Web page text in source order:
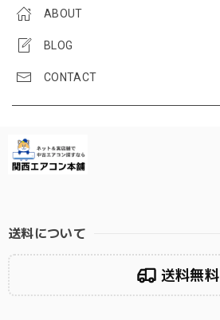
ABOUT
BLOG
CONTACT
送料について
送料無料